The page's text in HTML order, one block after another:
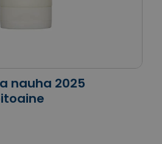
nauha 2025